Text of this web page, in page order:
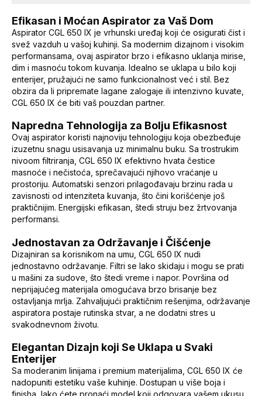
Efikasan i Moćan Aspirator za Vaš Dom
Aspirator CGL 650 IX je vrhunski uređaj koji će osigurati čist i
svež vazduh u vašoj kuhinji. Sa modernim dizajnom i visokim
performansama, ovaj aspirator brzo i efikasno uklanja mirise,
dim i masnoću tokom kuvanja. Idealno se uklapa u bilo koji
enterijer, pružajući ne samo funkcionalnost već i stil. Bez
obzira da li pripremate lagane zalogaje ili intenzivno kuvate,
CGL 650 IX će biti vaš pouzdan partner.
Napredna Tehnologija za Bolju Efikasnost
Ovaj aspirator koristi najnoviju tehnologiju koja obezbeđuje
izuzetnu snagu usisavanja uz minimalnu buku. Sa trostrukim
nivoom filtriranja, CGL 650 IX efektivno hvata čestice
masnoće i nečistoća, sprečavajući njihovo vraćanje u
prostoriju. Automatski senzori prilagođavaju brzinu rada u
zavisnosti od intenziteta kuvanja, što čini korišćenje još
praktičnijim. Energijski efikasan, štedi struju bez žrtvovanja
performansi.
Jednostavan za Održavanje i Čišćenje
Dizajniran sa korisnikom na umu, CGL 650 IX nudi
jednostavno održavanje. Filtri se lako skidaju i mogu se prati
u mašini za sudove, što štedi vreme i napor. Površina od
neprijajućeg materijala omogućava brzo brisanje bez
ostavljanja mrlja. Zahvaljujući praktičnim rešenjima, održavanje
aspiratora postaje rutinska stvar, a ne dodatni stres u
svakodnevnom životu.
Elegantan Dizajn koji Se Uklapa u Svaki
Enterijer
Sa moderanim linijama i premium materijalima, CGL 650 IX će
nadopuniti estetiku vaše kuhinje. Dostupan u više boja i
finisha, lako ćete pronaći model koji odgovara vašem ukusu.